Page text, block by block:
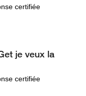
certifiée
je veux la
certifiée